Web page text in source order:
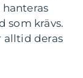
som krävs.
alltid deras